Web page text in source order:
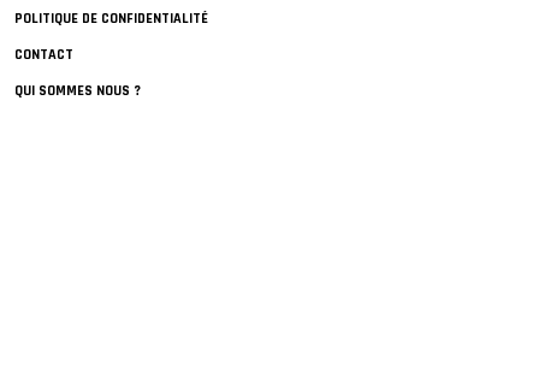
POLITIQUE DE CONFIDENTIALITÉ
CONTACT
QUI SOMMES NOUS ?